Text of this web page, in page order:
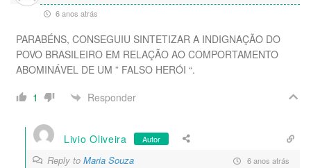
6 anos atrás
PARABÉNS, CONSEGUIU SINTETIZAR A INDIGNAÇÃO DO
POVO BRASILEIRO EM RELAÇÃO AO COMPORTAMENTO
ABOMINÁVEL DE UM ” FALSO HERÓI “.
1
Responder
Livio Oliveira Autor
Reply to Maria Souza 6 anos atrás